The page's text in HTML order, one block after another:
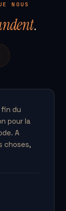
NOUS
.
du
pour la
A
choses,